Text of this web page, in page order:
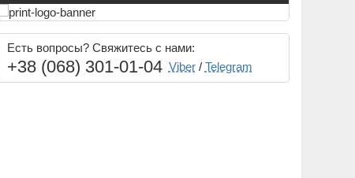
Есть вопросы? Свяжитесь с нами:
+38 (068) 301-01-04 Viber/ Telegram